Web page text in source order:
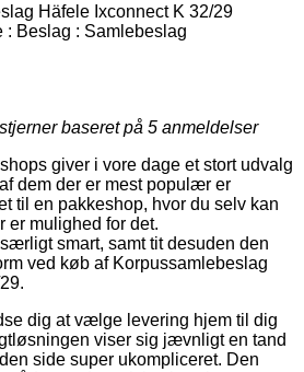
Häfele Ixconnect K 32/29
: Beslag : Samlebeslag
baseret på 5 anmeldelser
giver i vore dage et stort udvalg
dem der er mest populær er
til en pakkeshop, hvor du selv kan
er mulighed for det.
smart, samt tit desuden den
ved køb af Korpussamlebeslag
dig at vælge levering hjem til dig
viser sig jævnligt en tand
side super ukompliceret. Den